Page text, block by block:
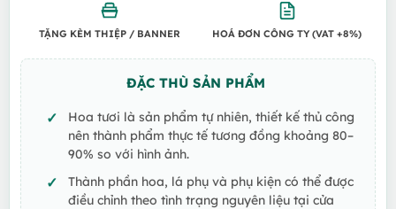
TẶNG KÈM THIỆP / BANNER HOÁ ĐƠN CÔNG TY (VAT +8%)
ĐẶC THÙ SẢN PHẨM
Hoa tươi là sản phẩm tự nhiên, thiết kế thủ công
nên thành phẩm thực tế tương đồng khoảng 80–
90% so với hình ảnh.
Thành phần hoa, lá phụ và phụ kiện có thể được
điều chỉnh theo tình trạng nguyên liệu tại cửa